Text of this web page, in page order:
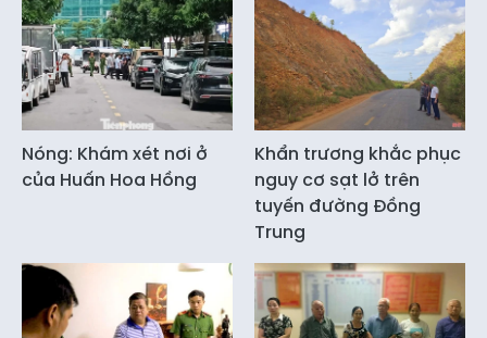
Nóng: Khám xét nơi ở
của Huấn Hoa Hồng
Khẩn trương khắc phục
nguy cơ sạt lở trên
tuyến đường Đồng
Trung